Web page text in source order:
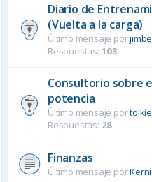
Diario de
(Vuelta a la carga)
Último mensaje por
Respuestas: 103
Consultorio sobre
potencia
Último mensaje por
Respuestas: 28
Finanzas
Último mensaje por